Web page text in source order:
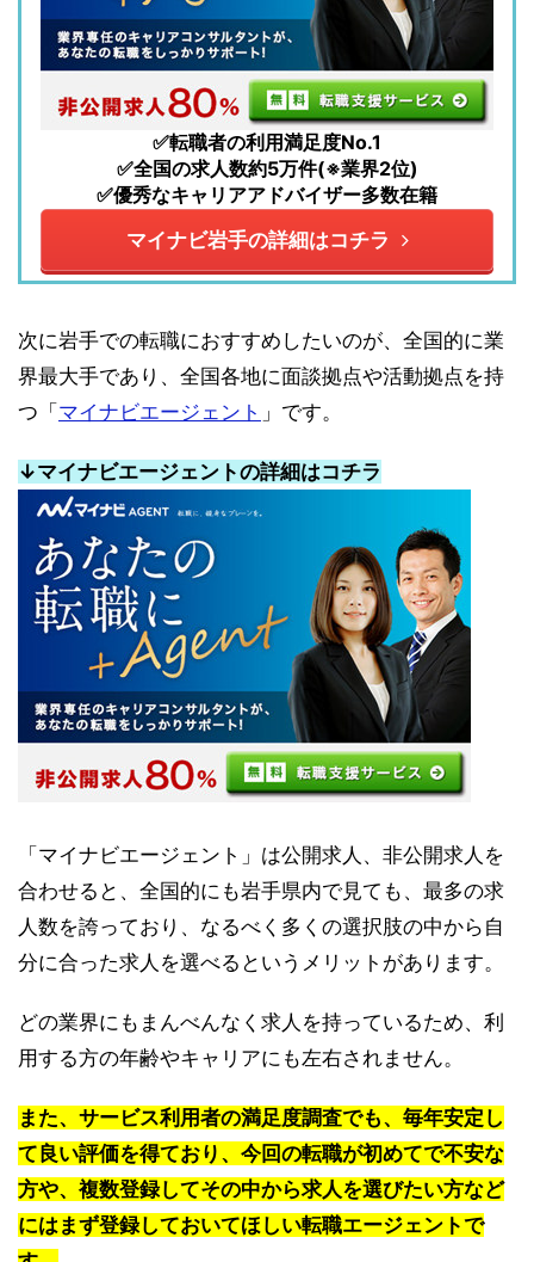
✅転職者の利用満足度No.1
✅全国の求人数約5万件(※業界2位)
✅優秀なキャリアアドバイザー多数在籍
マイナビ岩手の詳細はコチラ
次に岩手での転職におすすめしたいのが、全国的に業
界最大手であり、全国各地に面談拠点や活動拠点を持
つ「マイナビエージェント 」です。
↓マイナビエージェントの詳細はコチラ
「マイナビエージェント」は公開求人、非公開求人を
合わせると、全国的にも岩手県内で見ても、最多の求
人数を誇っており、なるべく多くの選択肢の中から自
分に合った求人を選べるというメリットがあります。
どの業界にもまんべんなく求人を持っているため、利
用する方の年齢やキャリアにも左右されません。
また、サービス利用者の満足度調査でも、毎年安定し
て良い評価を得ており、今回の転職が初めてで不安な
方や、複数登録してその中から求人を選びたい方など
にはまず登録しておいてほしい転職エージェントで